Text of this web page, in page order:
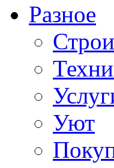
Разное
Уют